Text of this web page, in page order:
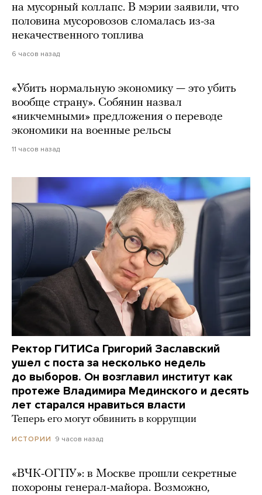
на мусорный коллапс. В мэрии заявили, что
половина мусоровозов сломалась из-за
некачественного топлива
6 часов назад
«Убить нормальную экономику — это убить
вообще страну». Собянин назвал
«никчемными» предложения о переводе
экономики на военные рельсы
11 часов назад
Ректор ГИТИСа Григорий Заславский
ушел с поста за несколько недель
до выборов. Он возглавил институт как
протеже Владимира Мединского и десять
лет старался нравиться власти
Теперь его могут обвинить в коррупции
ИСТОРИИ 9 часов назад
«ВЧК-ОГПУ»: в Москве прошли секретные
похороны генерал-майора. Возможно,